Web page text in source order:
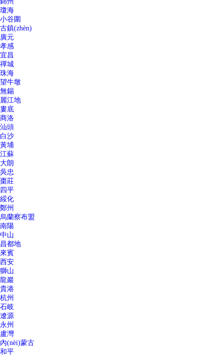
瓊海
小谷圍
古鎮(zhèn)
廣元
孝感
宜昌
禪城
珠海
望牛墩
無錫
麗江地
婁底
商洛
汕頭
白沙
黃埔
江蘇
大朗
吳忠
棗莊
四平
綏化
鄭州
烏蘭察布盟
南陽
中山
昌都地
來賓
西安
獅山
龍巖
貴港
杭州
石岐
遼源
永州
盧灣
內(nèi)蒙古
和平